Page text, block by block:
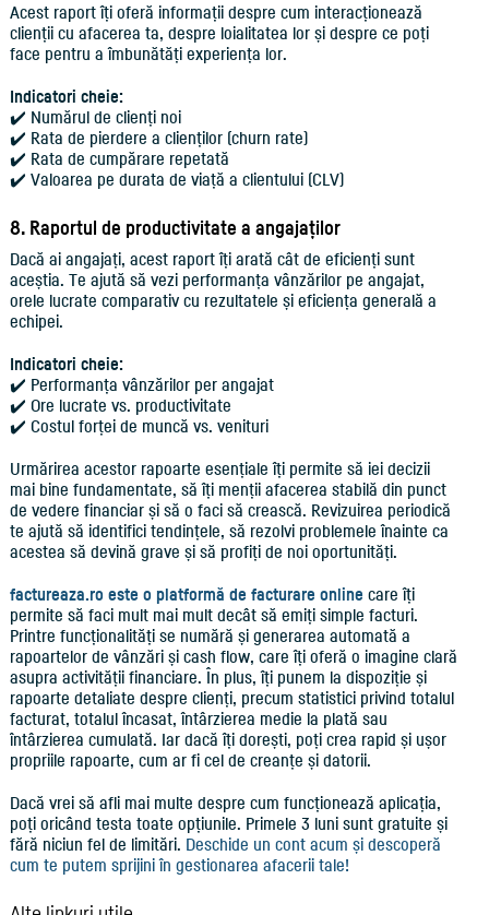
Acest raport îți oferă informații despre cum interacționează
clienții cu afacerea ta, despre loialitatea lor și despre ce poți
face pentru a îmbunătăți experiența lor.
Indicatori cheie:
✔️ Numărul de clienți noi
✔️ Rata de pierdere a clienților (churn rate)
✔️ Rata de cumpărare repetată
✔️ Valoarea pe durata de viață a clientului (CLV)
8. Raportul de productivitate a angajaților
Dacă ai angajați, acest raport îți arată cât de eficienți sunt
aceștia. Te ajută să vezi performanța vânzărilor pe angajat,
orele lucrate comparativ cu rezultatele și eficiența generală a
echipei.
Indicatori cheie:
✔️ Performanța vânzărilor per angajat
✔️ Ore lucrate vs. productivitate
✔️ Costul forței de muncă vs. venituri
Urmărirea acestor rapoarte esențiale îți permite să iei decizii
mai bine fundamentate, să îți menții afacerea stabilă din punct
de vedere financiar și să o faci să crească. Revizuirea periodică
te ajută să identifici tendințele, să rezolvi problemele înainte ca
acestea să devină grave și să profiți de noi oportunități.
factureaza.ro este o platformă de facturare online care îți
permite să faci mult mai mult decât să emiți simple facturi.
Printre funcționalități se numără și generarea automată a
rapoartelor de vânzări și cash flow, care îți oferă o imagine clară
asupra activității financiare. În plus, îți punem la dispoziție și
rapoarte detaliate despre clienți, precum statistici privind totalul
facturat, totalul încasat, întârzierea medie la plată sau
întârzierea cumulată. Iar dacă îți dorești, poți crea rapid și ușor
propriile rapoarte, cum ar fi cel de creanțe și datorii.
Dacă vrei să afli mai multe despre cum funcționează aplicația,
poți oricând testa toate opțiunile. Primele 3 luni sunt gratuite și
fără niciun fel de limitări. Deschide un cont acum și descoperă
cum te putem sprijini în gestionarea afacerii tale!